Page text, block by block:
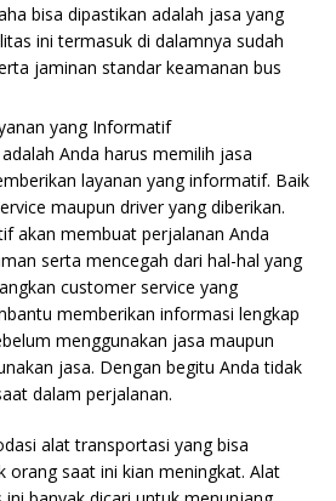
bisa dipastikan adalah jasa yang
ini termasuk di dalamnya sudah
jaminan standar keamanan bus
yang Informatif
Anda harus memilih jasa
layanan yang informatif. Baik
maupun driver yang diberikan.
akan membuat perjalanan Anda
serta mencegah dari hal-hal yang
customer service yang
memberikan informasi lengkap
menggunakan jasa maupun
jasa. Dengan begitu Anda tidak
dalam perjalanan.
alat transportasi yang bisa
orang saat ini kian meningkat. Alat